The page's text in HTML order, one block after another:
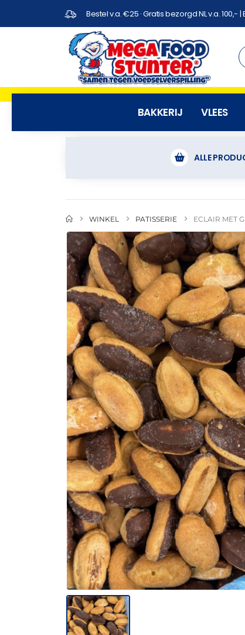
Bestel v.a. €25 · Gratis bezorgd NL v.a. 100,- |
BAKKERIJ VLEES
ALLE
WINKEL PATISSERIE ECLAIR MET